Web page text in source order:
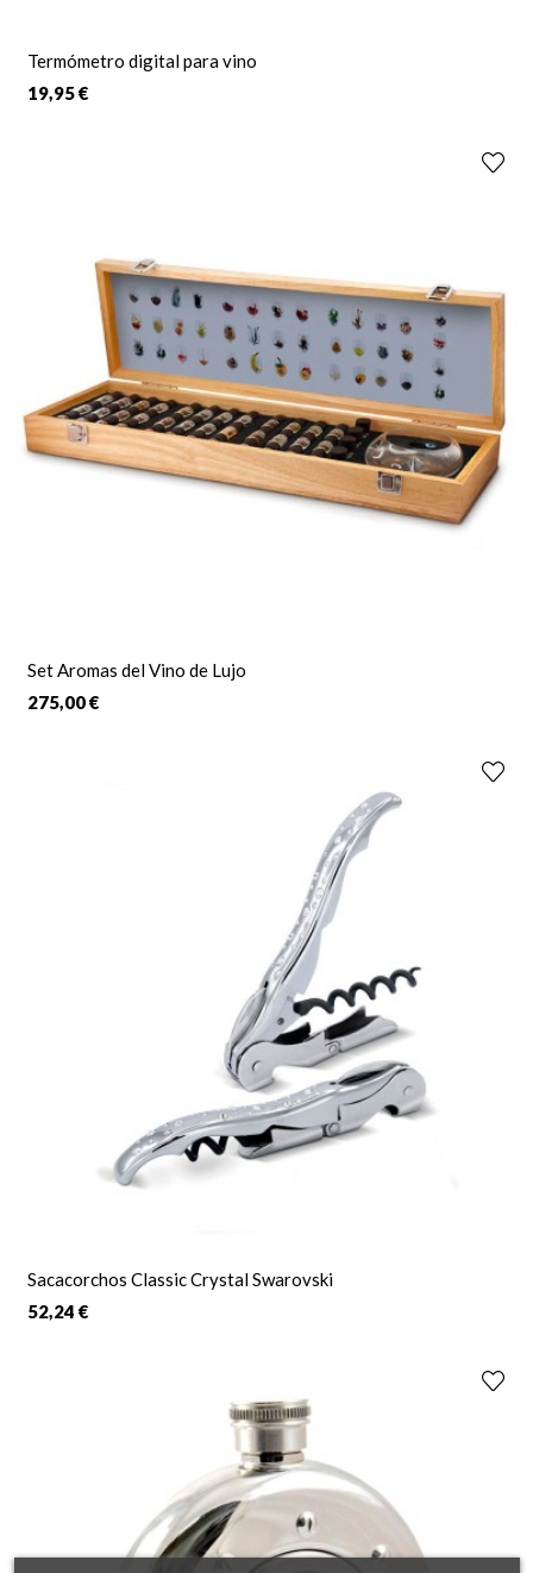
Termómetro digital para vino
19,95 €
Set Aromas del Vino de Lujo
275,00 €
Sacacorchos Classic Crystal Swarovski
52,24 €